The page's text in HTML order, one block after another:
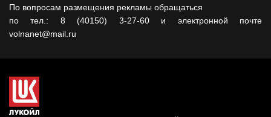
По вопросам размещения рекламы обращаться
по тел.: 8 (40150) 3-27-60 и электронной почте
volnanet@mail.ru